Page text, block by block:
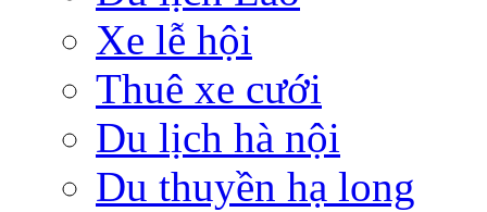
Xe lễ hội
Thuê xe cưới
Du lịch hà nội
Du thuyền hạ long